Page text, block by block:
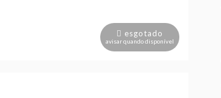
esgotado
avisar quando disponível